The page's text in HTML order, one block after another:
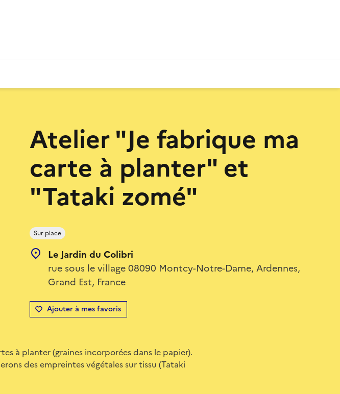
Atelier "Je fabrique ma
carte à planter" et
"Tataki zomé"
Sur place
Le Jardin du Colibri
rue sous le village 08090 Montcy-Notre-Dame, Ardennes,
Grand Est, France
Ajouter à mes favoris
à planter (graines incorporées dans le papier).
des empreintes végétales sur tissu (Tataki